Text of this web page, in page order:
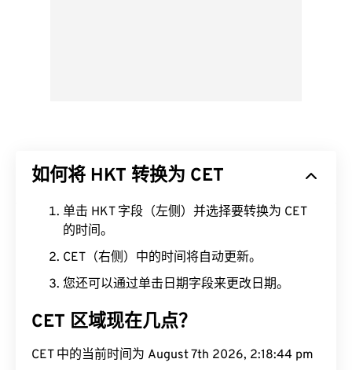
如何将 HKT 转换为 CET
单击 HKT 字段（左侧）并选择要转换为 CET
的时间。
CET（右侧）中的时间将自动更新。
您还可以通过单击日期字段来更改日期。
CET 区域现在几点？
CET 中的当前时间为 August 7th 2026, 2:18:45 pm